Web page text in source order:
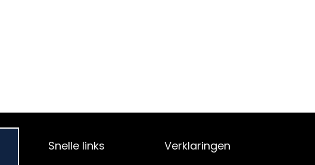
Snelle links Verklaringen